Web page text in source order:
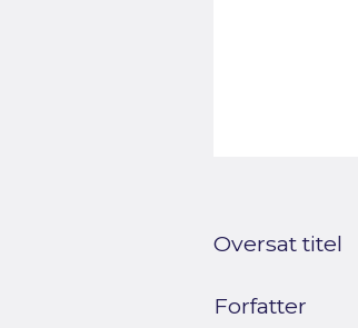
Oversat titel
Forfatter